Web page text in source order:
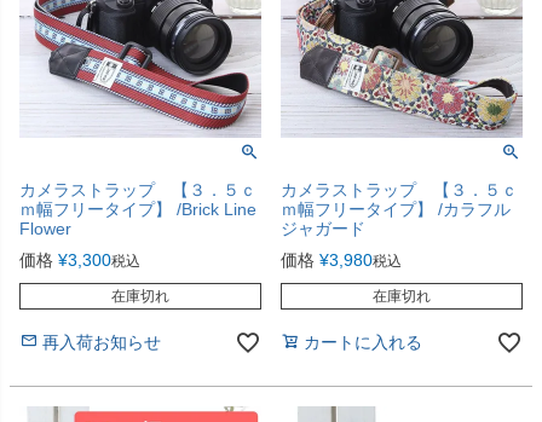
カメラストラップ 【３．５ｃ
ｍ幅フリータイプ】 /Brick Line
Flower
価格 ¥3,300税込
在庫切れ
再入荷お知らせ
カメラストラップ 【３．５ｃ
ｍ幅フリータイプ】 /カラフル
ジャガード
価格 ¥3,980税込
在庫切れ
カートに入れる